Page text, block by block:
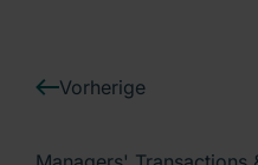
Ein Unternehmen der RHÖN-
Vorherige